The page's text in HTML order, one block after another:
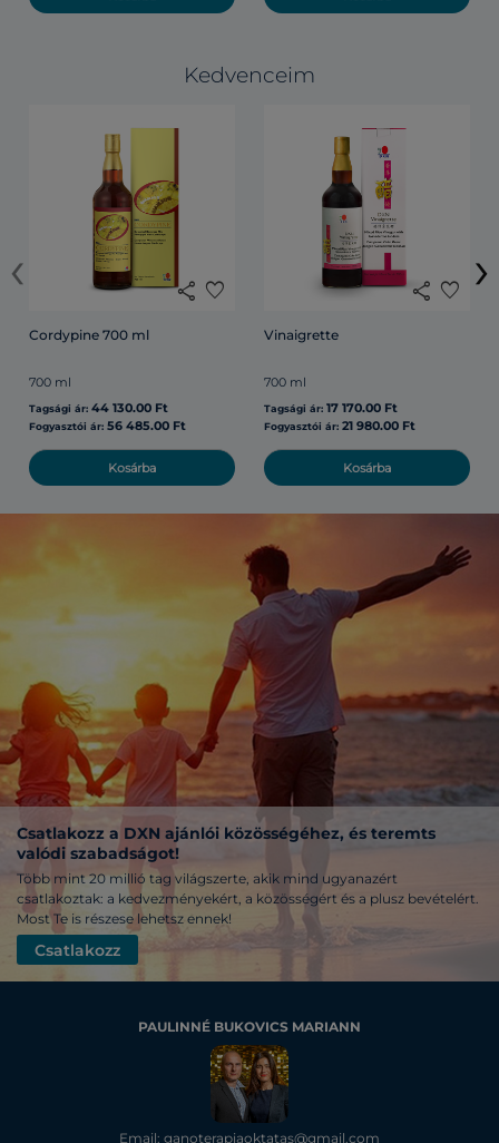
Kedvenceim
share favorite
Cordypine 700 ml
700 ml
Tagsági ár: 44 130.00 Ft
Fogyasztói ár: 56 485.00 Ft
Kosárba
share favorite
Vinaigrette
700 ml
Tagsági ár:17 170.00 Ft
Fogyasztói ár:21 980.00 Ft
Kosárba
‹ ›
Csatlakozz a DXN ajánlói közösségéhez, és teremts
valódi szabadságot!
Több mint 20 millió tag világszerte, akik mind ugyanazért
csatlakoztak: a kedvezményekért, a közösségért és a plusz bevételért.
Most Te is részese lehetsz ennek!
Csatlakozz
PAULINNÉ BUKOVICS MARIANN
Email: ganoterapiaoktatas@gmail.com